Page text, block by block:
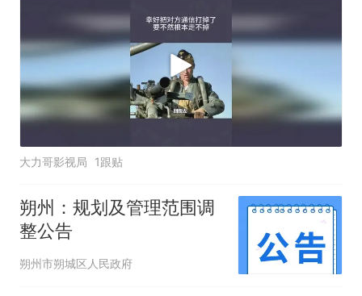
大力哥影视局 1跟贴
朔州：规划及管理范围调
整公告
朔州市朔城区人民政府